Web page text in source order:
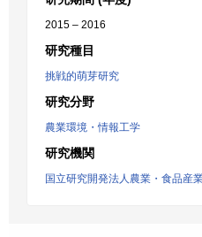
2015 – 2016
研究種目
挑戦的萌芽研究
研究分野
農業環境・情報工学
研究機関
国立研究開発法人農業・食品産